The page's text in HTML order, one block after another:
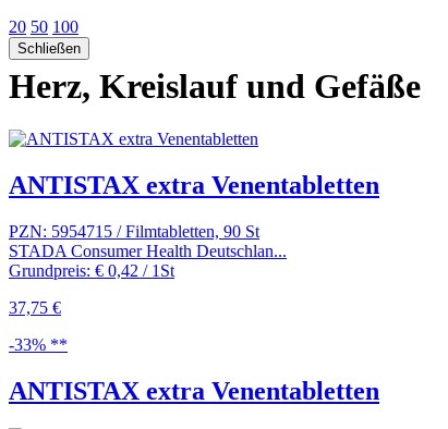
20 50 100
Schließen
Herz, Kreislauf und Gefäße
ANTISTAX extra Venentabletten
PZN: 5954715 / Filmtabletten, 90 St
STADA Consumer Health Deutschlan...
Grundpreis: € 0,42 / 1St
37,75 €
-33% **
ANTISTAX extra Venentabletten